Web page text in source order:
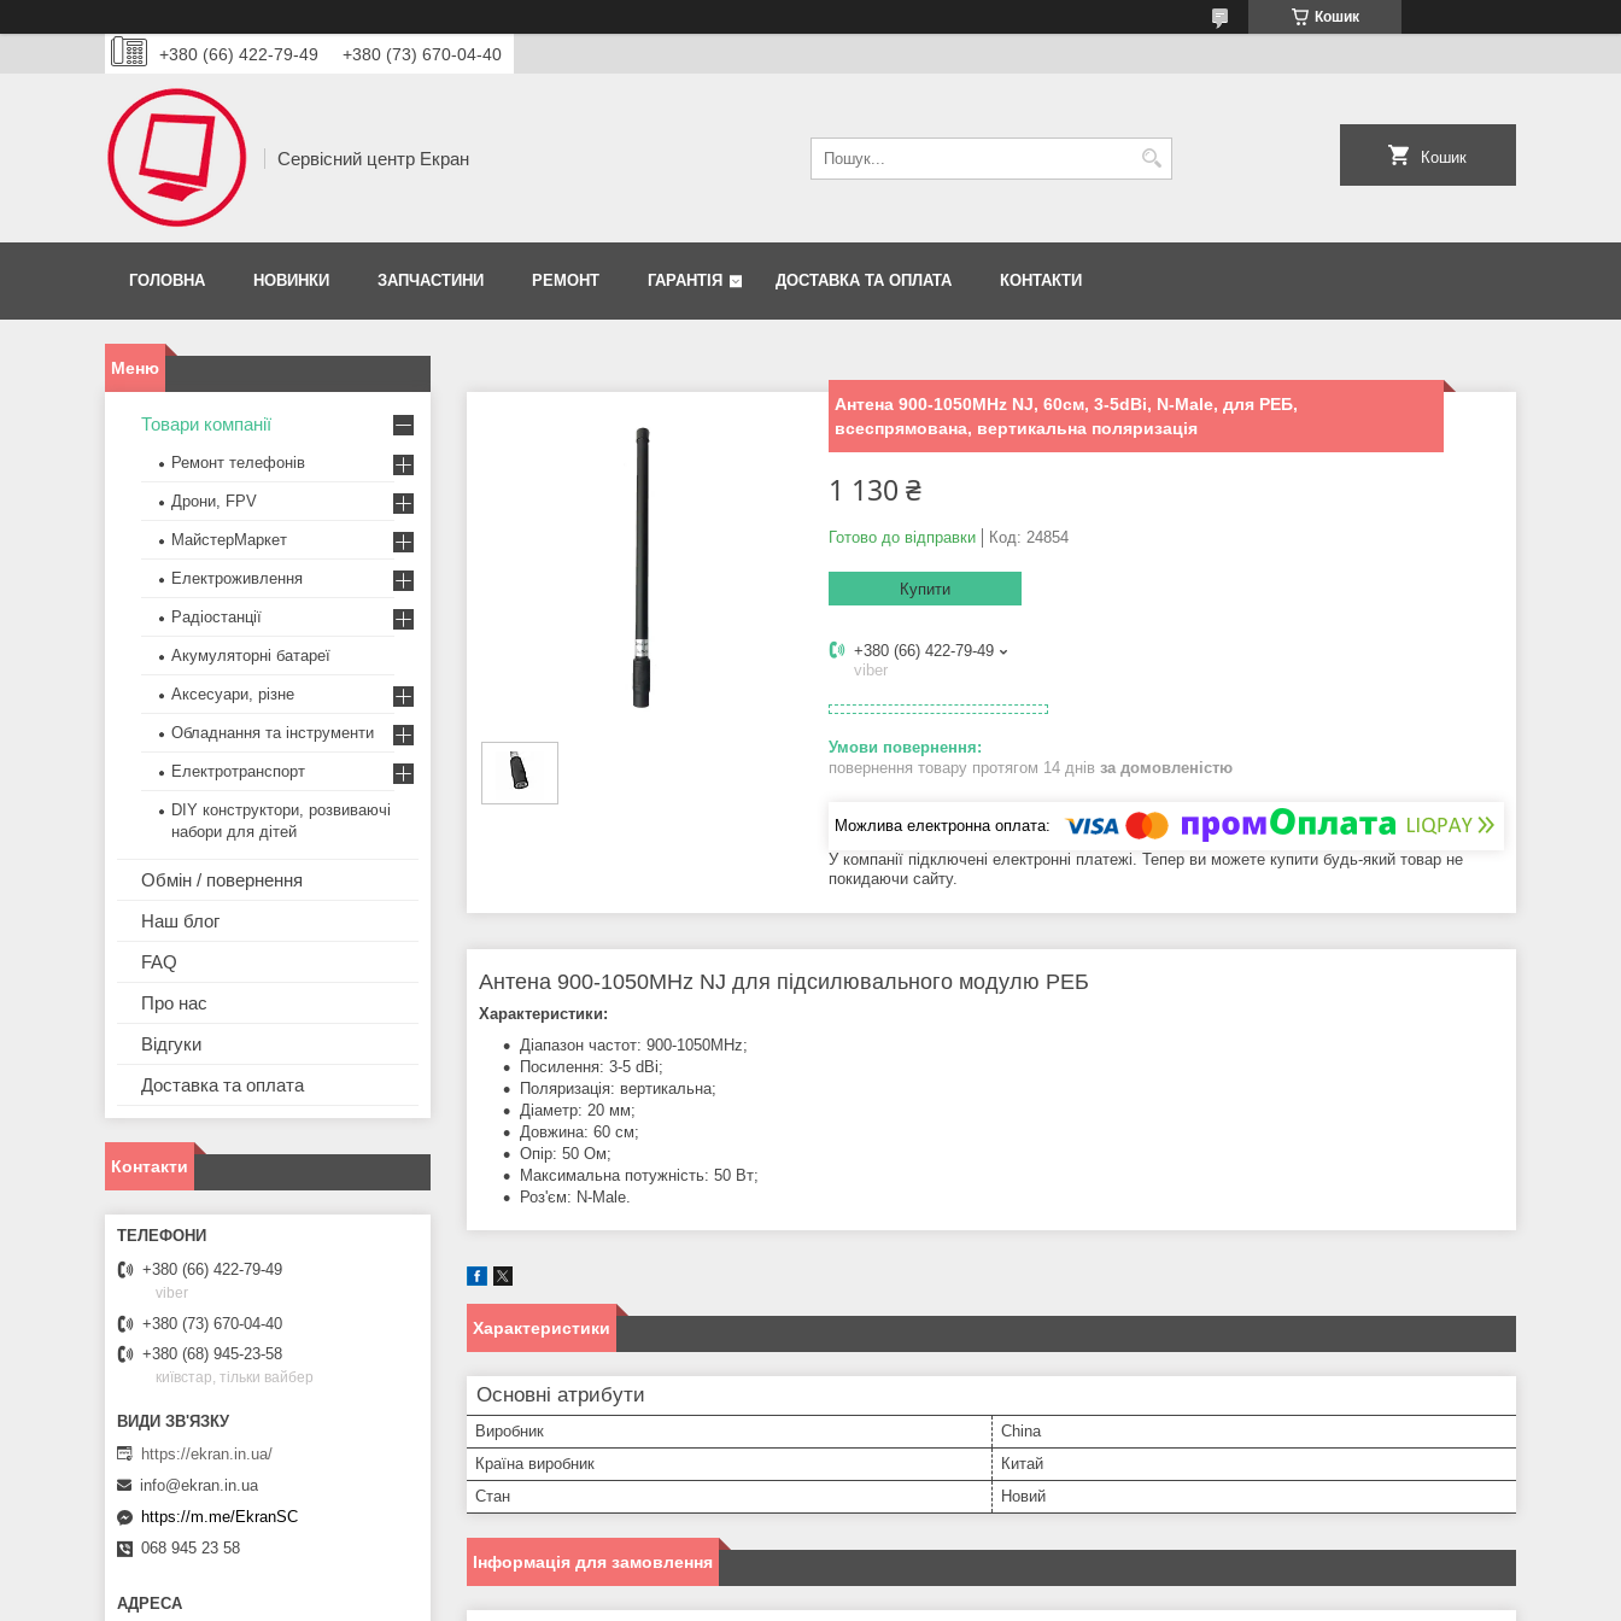
Кошик
+380 (66) 422-79-49 +380 (73) 670-04-40
Сервісний центр Екран Кошик
ГОЛОВНА НОВИНКИ ЗАПЧАСТИНИ РЕМОНТ ГАРАНТІЯ ДОСТАВКА ТА ОПЛАТА КОНТАКТИ
Антена 900-1050MHz NJ, 60см, 3-5dBi, N-Male, для РЕБ,
всеспрямована, вертикальна поляризація
1 130 ₴
Готово до відправки Код: 24854
Купити
+380 (66) 422-79-49
viber
повернення товару протягом 14 днів за домовленістю
У компанії підключені електронні платежі. Тепер ви можете купити будь-який товар не
покидаючи сайту.
Антена 900-1050MHz NJ для підсилювального модулю РЕБ
Характеристики:
Діапазон частот: 900-1050MHz;
Посилення: 3-5 dBi;
Поляризація: вертикальна;
Діаметр: 20 мм;
Довжина: 60 см;
Опір: 50 Ом;
Максимальна потужність: 50 Вт;
Роз'єм: N-Male.
Характеристики
Основні атрибути
Виробник
China
Країна виробник
Китай
Стан
Новий
Інформація для замовлення
Товари компанії
Ремонт телефонів
Дрони, FPV
МайстерМаркет
Електроживлення
Радіостанції
Акумуляторні батареї
Аксесуари, різне
Обладнання та інструменти
Електротранспорт
DIY конструктори, розвиваючі
набори для дітей
Обмін / повернення
Наш блог
FAQ
Про нас
Відгуки
Доставка та оплата
Контакти
+380 (66) 422-79-49
viber
+380 (73) 670-04-40
+380 (68) 945-23-58
київстар, тільки вайбер
https://ekran.in.ua/
info@ekran.in.ua
https://m.me/EkranSC
068 945 23 58